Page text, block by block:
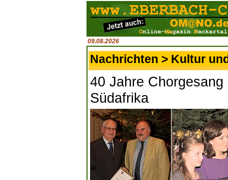
09.08.2026
Nachrichten > Kultur
40 Jahre
Südafrika